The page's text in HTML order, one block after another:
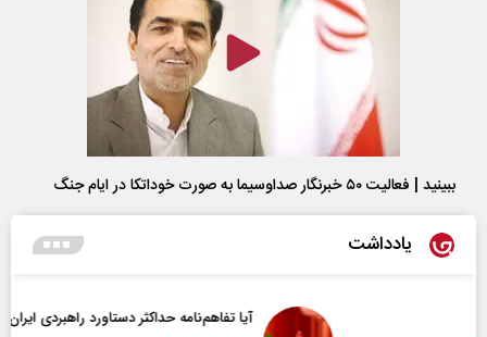
ببینید | فعالیت ۵۰ خبرنگار صداوسیما به صورت خوداتکا در ایام جنگ
یادداشت
آیا تفاهم‌نامه حداکثر دستاورد راهبردی ایران بود؟